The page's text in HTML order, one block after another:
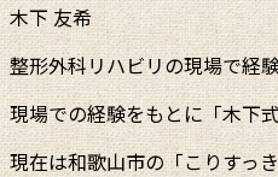
木下 友希
整形外科リハビリの現場で経
現場での経験をもとに「木下
現在は和歌山市の「こりすっ